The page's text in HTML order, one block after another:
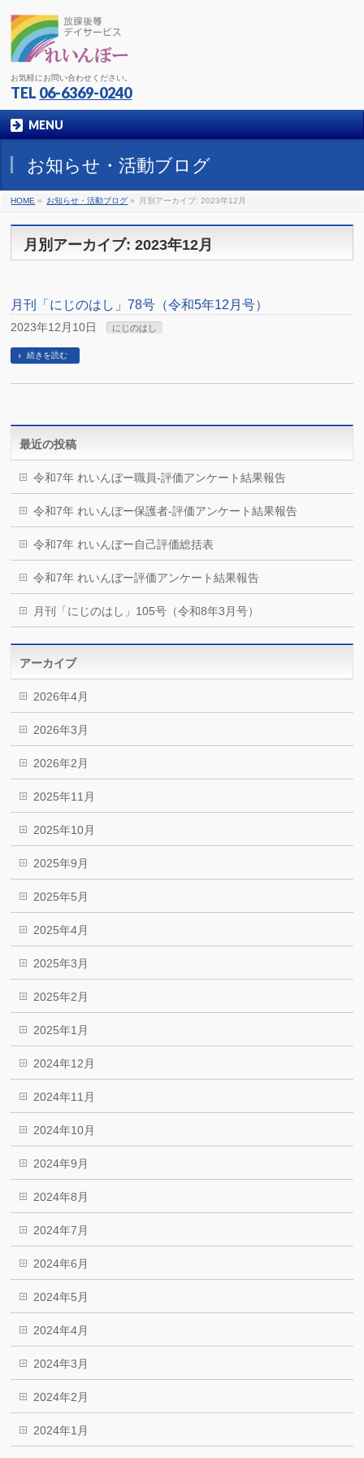
お気軽にお問い合わせください。
TEL 06-6369-0240
MENU
お知らせ・活動ブログ
HOME » お知らせ・活動ブログ » 月別アーカイブ: 2023年12月
月別アーカイブ: 2023年12月
月刊「にじのはし」78号（令和5年12月号）
2023年12月10日 にじのはし
続きを読む
最近の投稿
令和7年 れいんぼー職員-評価アンケート結果報告
令和7年 れいんぼー保護者-評価アンケート結果報告
令和7年 れいんぼー自己評価総括表
令和7年 れいんぼー評価アンケート結果報告
月刊「にじのはし」105号（令和8年3月号）
アーカイブ
2026年4月
2026年3月
2026年2月
2025年11月
2025年10月
2025年9月
2025年5月
2025年4月
2025年3月
2025年2月
2025年1月
2024年12月
2024年11月
2024年10月
2024年9月
2024年8月
2024年7月
2024年6月
2024年5月
2024年4月
2024年3月
2024年2月
2024年1月